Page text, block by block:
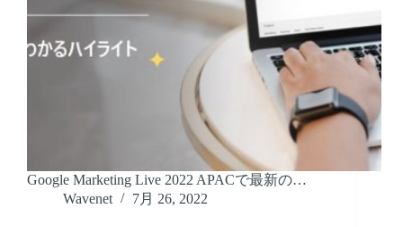
Google Marketing Live 2022 APACで最新の…
Wavenet
7月 26, 2022